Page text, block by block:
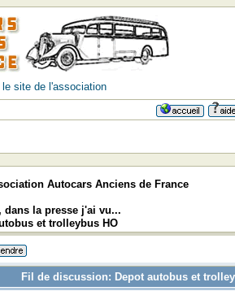
site de l'association
Autocars Anciens de France
dans la presse j'ai vu...
et trolleybus HO
Fil de discussion: Depot autobus et